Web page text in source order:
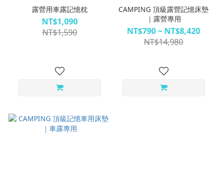
露營用車露記憶枕
NT$1,090
NT$1,590
CAMPING 頂級露營記憶床墊
｜露營專用
NT$790 ~ NT$8,420
NT$14,980